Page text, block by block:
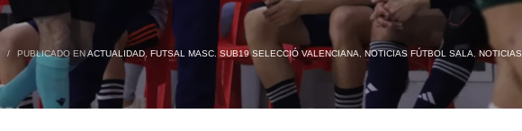
/ PUBLICADO ENACTUALIDAD, FUTSAL MASC. SUB19 SELECCIÓ VALENCIANA NOTICIAS FÚTBOL SALA
NOTICIAS